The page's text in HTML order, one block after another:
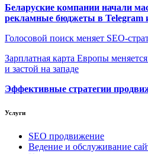
Беларуские компании начали
рекламные бюджеты в Telegram
Голосовой поиск меняет SEO-
Зарплатная карта Европы
и застой на западе
Эффективные стратегии
Услуги
SEO продвижение
Ведение и обслуживание